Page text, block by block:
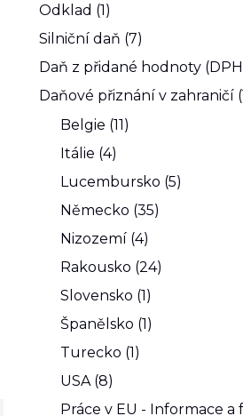
Odklad (1)
Silniční daň (7)
Daň z přidané hodnoty
Daňové přiznání v zahraničí
Belgie (11)
Itálie (4)
Lucembursko (5)
Německo (35)
Nizozemí (4)
Rakousko (24)
Slovensko (1)
Španělsko (1)
Turecko (1)
USA (8)
Práce v EU - Informace a